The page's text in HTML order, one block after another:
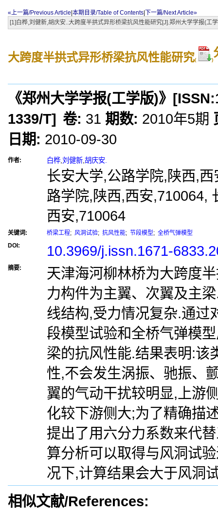
«上一篇/Previous Article 本期目录/Table of Contents
下一篇/Next Article»
[1]白桦,刘健新,胡庆安..大跨度半拱式异形桥梁抗风性能研究[J].郑州大学学报(
大跨度半拱式异形桥梁抗风性能研究( )
《郑州大学学报(工学版)》 [ISSN:
1339/T] 卷: 31 期数: 2010年5期
日期: 2010-09-30
作者: 白桦 刘健新 胡庆安.
长安大学,公路学院,陕西,
路学院,陕西,西安,710064,
西安,710064
关键词: 桥梁工程; 风洞试验; 抗风性能; 节段模型; 全桥气弹模型
DOI:
10.3969/j.issn.1671-
摘要:
天津海河柳林桥为大跨度
力构件为主翼、次翼及主
线结构,受力情况复杂.通过
段模型试验和全桥气弹模
梁的抗风性能.结果表明:该
性,不会发生涡振、驰振、
翼的气动干扰较明显,上游
化较下游侧大;为了精确描
提出了用六分力系数来代
算分析可以取得与风洞试
况下,计算结果会大于风洞
相似文献/References: